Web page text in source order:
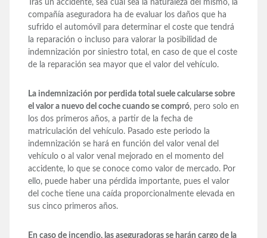
Tras un accidente, sea cual sea la naturaleza del mismo, la
compañía aseguradora ha de evaluar los daños que ha
sufrido el automóvil para determinar el coste que tendrá
la reparación o incluso para valorar la posibilidad de
indemnización por siniestro total, en caso de que el coste
de la reparación sea mayor que el valor del vehículo.
La indemnización por perdida total suele calcularse sobre
el valor a nuevo del coche cuando se compró, pero solo en
los dos primeros años, a partir de la fecha de
matriculación del vehículo. Pasado este periodo la
indemnización se hará en función del valor venal del
vehículo o al valor venal mejorado en el momento del
accidente, lo que se conoce como valor de mercado. Por
ello, puede haber una pérdida importante, pues el valor
del coche tiene una caída proporcionalmente elevada en
sus cinco primeros años.
En caso de incendio, las aseguradoras se harán cargo de la